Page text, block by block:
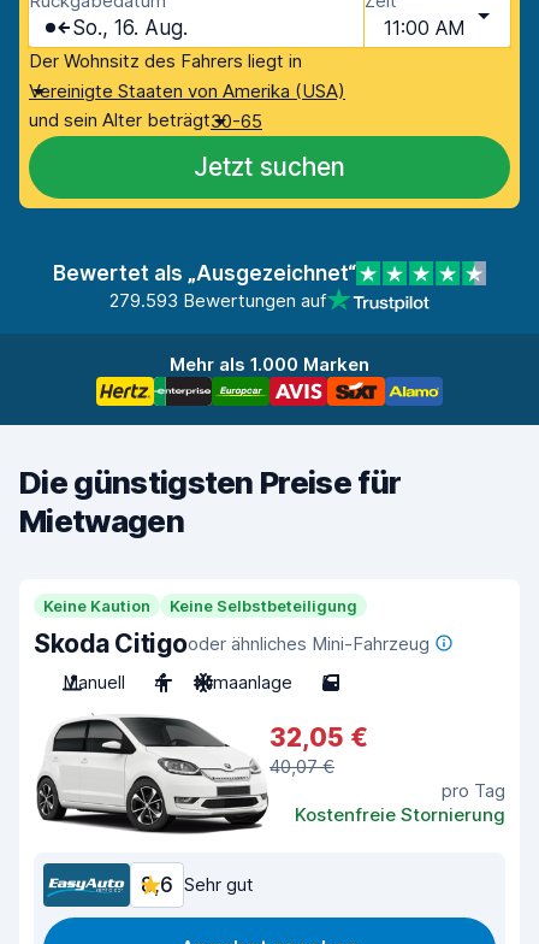
So., 16. Aug. 11:00 AM
Der Wohnsitz des Fahrers liegt in
Vereinigte Staaten von Amerika (USA)
und sein Alter beträgt30-65
Jetzt suchen
Bewertet als „Ausgezeichnet“
279.593 Bewertungen auf
Mehr als 1.000 Marken
Die günstigsten Preise für
Mietwagen
Keine Kaution Keine Selbstbeteiligung
Skoda Citigooder ähnliches Mini-Fahrzeug
Manuell
4 Klimaanlage 5
32,05 €
40,07 €
pro Tag
Kostenfreie Stornierung
8,6 Sehr gut